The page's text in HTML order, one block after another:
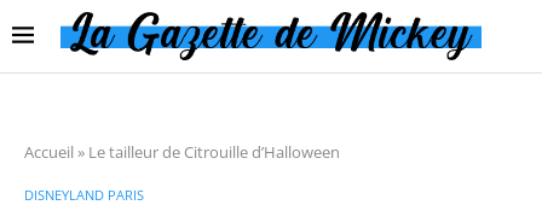
Accueil » Le tailleur de Citrouille d’Halloween
DISNEYLAND PARIS